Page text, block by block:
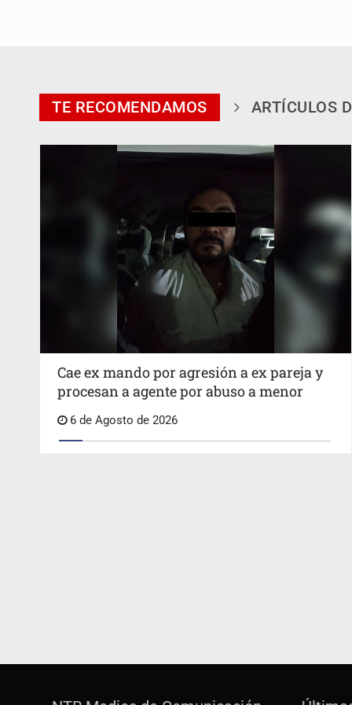
TE RECOMENDAMOS ARTÍCULOS
Cae ex mando por agresión a ex pareja y
procesan a agente por abuso a menor
6 de Agosto de 2026